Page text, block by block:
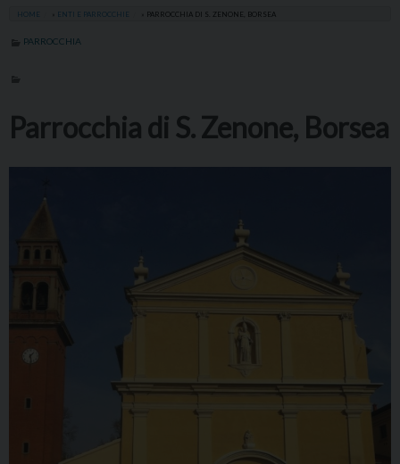
HOME ENTI E PARROCCHIE PARROCCHIA DI S. ZENONE, BORSEA
PARROCCHIA
Parrocchia di S. Zenone, Borsea